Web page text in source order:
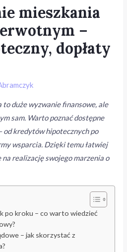
mieszkania
–
dopłaty
to duże wyzwanie finansowe, ale
sam. Warto poznać dostępne
od kredytów hipotecznych po
wsparcia. Dzięki temu łatwiej
realizację swojego marzenia o
po kroku – co warto wiedzieć
– jak skorzystać z